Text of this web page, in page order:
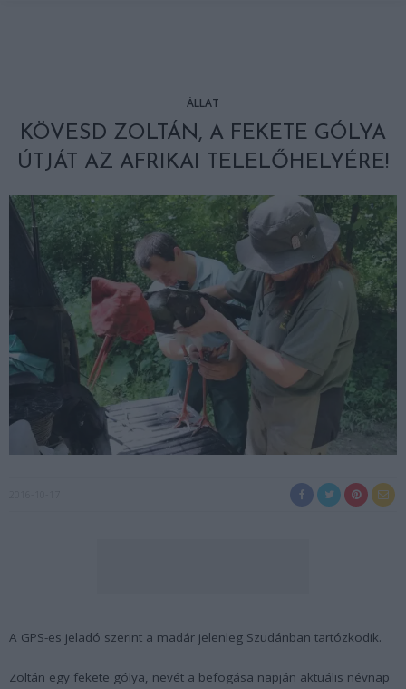
ÁLLAT
KÖVESD ZOLTÁN, A FEKETE GÓLYA
ÚTJÁT AZ AFRIKAI TELELŐHELYÉRE!
A GPS-es jeladó szerint a madár jelenleg Szudánban tartózkodik.
Zoltán egy fekete gólya, nevét a befogása napján aktuális névnap